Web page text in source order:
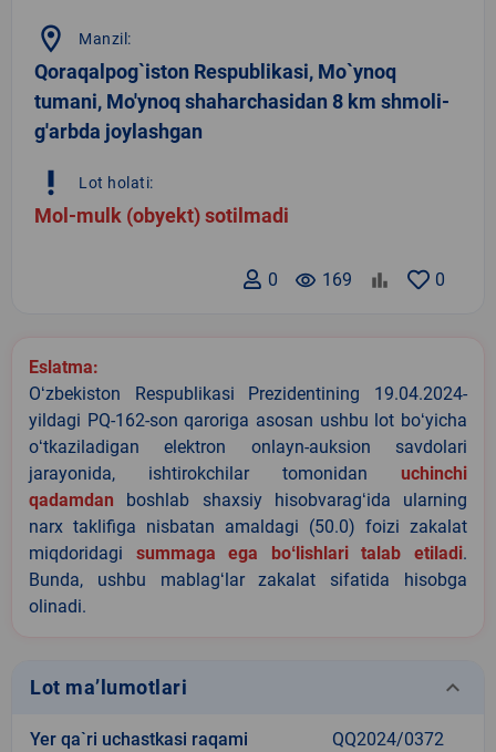
location_on Manzil:
Qoraqalpog`iston Respublikasi, Mo`ynoq
tumani, Mo'ynoq shaharchasidan 8 km shmoli-
g'arbda joylashgan
priority_high Lot holati:
Mol-mulk (obyekt) sotilmadi
0
remove_red_eye 169
0
Eslatma:
Oʻzbekiston Respublikasi Prezidentining 19.04.2024-
yildagi PQ-162-son qaroriga asosan ushbu lot boʻyicha
oʻtkaziladigan elektron onlayn-auksion savdolari
jarayonida, ishtirokchilar tomonidan uchinchi
qadamdan boshlab shaxsiy hisobvaragʻida ularning
narx taklifiga nisbatan amaldagi (50.0) foizi zakalat
miqdoridagi summaga ega boʻlishlari talab etiladi.
Bunda, ushbu mablagʻlar zakalat sifatida hisobga
olinadi.
Lot ma’lumotlari keyboard_arrow_down
Yer qa`ri uchastkasi raqami QQ2024/0372